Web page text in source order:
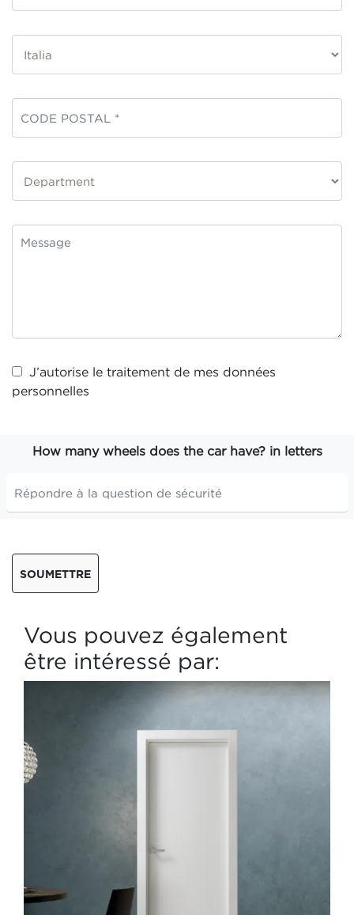
J’autorise le traitement de mes données
personnelles
How many wheels does the car have? in letters
SOUMETTRE
Vous pouvez également
être intéressé par: